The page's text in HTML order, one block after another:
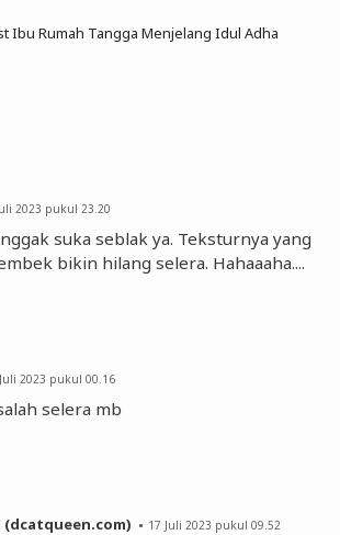
Ibu Rumah Tangga Menjelang Idul Adha
2023 pukul 23.20
suka seblak ya. Teksturnya yang
bikin hilang selera. Hahaaaha....
2023 pukul 00.16
selera mb
(dcatqueen.com) 17 Juli 2023 pukul 09.52